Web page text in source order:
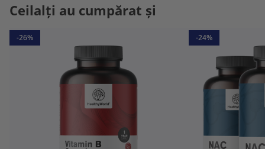
Ceilalți au cumpărat și
-26% -24%